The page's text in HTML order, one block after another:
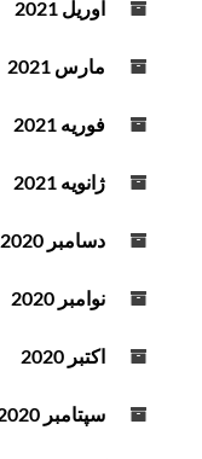
آوریل 2021
مارس 2021
فوریه 2021
ژانویه 2021
دسامبر 2020
نوامبر 2020
اکتبر 2020
سپتامبر 2020